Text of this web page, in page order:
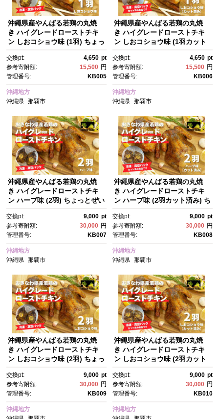
沖繩県産やんばる若鶏の丸焼
き ハイグレードローストチキ
ン しおコショウ味 (1羽) ちょっ
肉 肉 にく 丸焼き 青森産ニンニ
ク オリーブオイルを使用 ギフ
ト お祝い パーティ 沖縄県 那覇
市
交換pt: 4,650 pt
参考寄附額:
15,500 円
管理番号:
KB005
沖縄地方
沖縄県
那覇市
沖繩県産やんばる若鶏の丸焼
き ハイグレードローストチキ
ン しおコショウ味 (1羽カット
ハウス 鶏肉 肉 にく 丸焼き 青
森産ニンニク オリーブオイル
を使用 ギフト お祝い パーテ
ィ 沖縄県 那覇市
交換pt: 4,650 pt
参考寄附額:
15,500 円
管理番号:
KB006
沖縄地方
沖縄県 那覇市
沖繩県産やんばる若鶏の丸焼
き ハイグレードローストチキ
ン ハーブ味 (2羽) ちょっとぜい
く 丸焼き 青森産ニンニク オリ
ーブオイルを使用 ギフト お祝
い パーティ 沖縄県 那覇市
交換pt: 9,000 pt
参考寄附額:
30,000 円
管理番号:
KB007
沖縄地方
沖縄県
那覇市
沖繩県産やんばる若鶏の丸焼
き ハイグレードローストチキ
ン ハーブ味 (2羽カット済み) ち
ス 鶏肉 肉 にく 丸焼き 青森産
ニンニク オリーブオイルを使
用 ギフト お祝い パーティ 沖縄
県 那覇市
交換pt: 9,000 pt
参考寄附額:
30,000 円
管理番号:
KB008
沖縄地方
沖縄県 那覇市
沖繩県産やんばる若鶏の丸焼
き ハイグレードローストチキ
ン しおコショウ味 (2羽) ちょっ
肉 肉 にく 丸焼き 青森産ニンニ
ク オリーブオイルを使用 ギフ
ト お祝い パーティ 沖縄県 那覇
市
交換pt: 9,000 pt
参考寄附額:
30,000 円
管理番号:
KB009
沖縄地方
沖繩県産やんばる若鶏の丸焼
き ハイグレードローストチキ
ン しおコショウ味 (2羽カット
ハウス 鶏肉 肉 にく 丸焼き 青
森産ニンニク オリーブオイル
を使用 ギフト お祝い パーテ
ィ 沖縄県 那覇市
交換pt: 9,000 pt
参考寄附額:
30,000 円
管理番号:
KB010
沖縄地方